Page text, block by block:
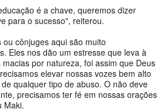
é a chave, queremos dizer
para o sucesso", reiterou.
ou cônjuges aqui são muito
Eles nos dão um estresse que leva à
por natureza, foi assim que Deus
elevar nossas vozes bem alto
qualquer tipo de abuso. O não deve
precisamos ter fé em nossas orações
Maki.